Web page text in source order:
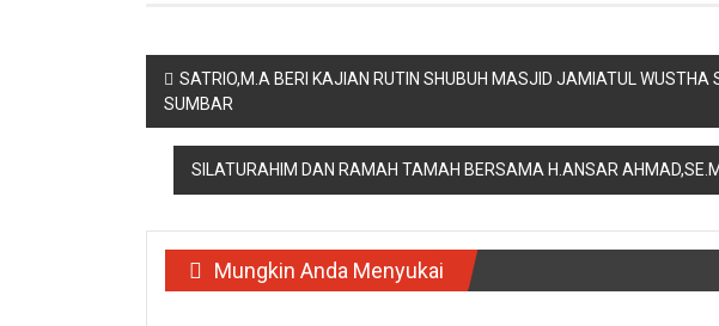
Navigasi
pos
SATRIO,M.A BERI KAJIAN RUTIN SHUBUH MASJID JAMIATUL WUSTHA
SUMBAR
SILATURAHIM DAN RAMAH TAMAH BERSAMA H.ANSAR
Mungkin Anda Menyukai